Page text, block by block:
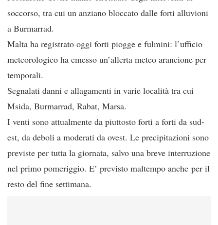
soccorso, tra cui un anziano bloccato dalle forti alluvioni
a Burmarrad.
Malta ha registrato oggi forti piogge e fulmini: l’ufficio
meteorologico ha emesso un’allerta meteo arancione per
temporali.
Segnalati danni e allagamenti in varie località tra cui
Msida, Burmarrad, Rabat, Marsa.
I venti sono attualmente da piuttosto forti a forti da sud-
est, da deboli a moderati da ovest. Le precipitazioni sono
previste per tutta la giornata, salvo una breve interruzione
nel primo pomeriggio. E’ previsto maltempo anche per il
resto del fine settimana.